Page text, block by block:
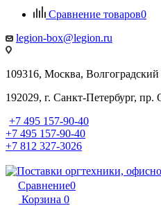
Сравнение товаров0
legion-box@legion.ru
109316, Москва,
192029, г. Санкт-Петербург,
+7 495 157-90-40
+7 495 157-90-40
+7 812 327-3026
Сравнение0
Корзина 0